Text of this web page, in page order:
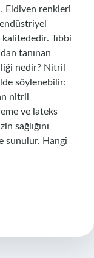
Eldiven renkleri
Tıbbi
tanınan
nedir? Nitril
söylenebilir:
nitril
ve lateks
sağlığını
sunulur. Hangi